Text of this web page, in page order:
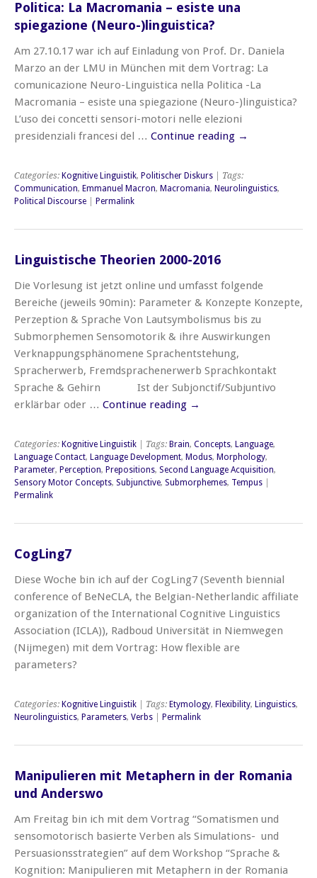
Politica: La Macromania – esiste una
spiegazione (Neuro-)linguistica?
Am 27.10.17 war ich auf Einladung von Prof. Dr. Daniela
Marzo an der LMU in München mit dem Vortrag: La
comunicazione Neuro-Linguistica nella Politica -La
Macromania – esiste una spiegazione (Neuro-)linguistica?
L’uso dei concetti sensori-motori nelle elezioni
presidenziali francesi del … Continue reading →
Categories: Kognitive Linguistik, Politischer Diskurs | Tags:
Communication, Emmanuel Macron, Macromania, Neurolinguistics,
Political Discourse
Permalink
Linguistische Theorien 2000-2016
Die Vorlesung ist jetzt online und umfasst folgende
Bereiche (jeweils 90min): Parameter & Konzepte Konzepte,
Perzeption & Sprache Von Lautsymbolismus bis zu
Submorphemen Sensomotorik & ihre Auswirkungen
Verknappungsphänomene Sprachentstehung,
Spracherwerb, Fremdsprachenerwerb Sprachkontakt
Sprache & Gehirn Ist der Subjonctif/Subjuntivo
erklärbar oder … Continue reading →
Categories: Kognitive Linguistik | Tags: Brain, Concepts, Language,
Language Contact, Language Development, Modus, Morphology,
Parameter, Perception, Prepositions, Second Language Acquisition,
Sensory Motor Concepts, Subjunctive, Submorphemes, Tempus
Permalink
CogLing7
Diese Woche bin ich auf der CogLing7 (Seventh biennial
conference of BeNeCLA, the Belgian-Netherlandic affiliate
organization of the International Cognitive Linguistics
Association (ICLA)), Radboud Universität in Niemwegen
(Nijmegen) mit dem Vortrag: How flexible are
parameters?
Categories: Kognitive Linguistik | Tags: Etymology, Flexibility, Linguistics,
Neurolinguistics, Parameters, Verbs Permalink
Manipulieren mit Metaphern in der Romania
und Anderswo
Am Freitag bin ich mit dem Vortrag “Somatismen und
sensomotorisch basierte Verben als Simulations- und
Persuasionsstrategien” auf dem Workshop “Sprache &
Kognition: Manipulieren mit Metaphern in der Romania